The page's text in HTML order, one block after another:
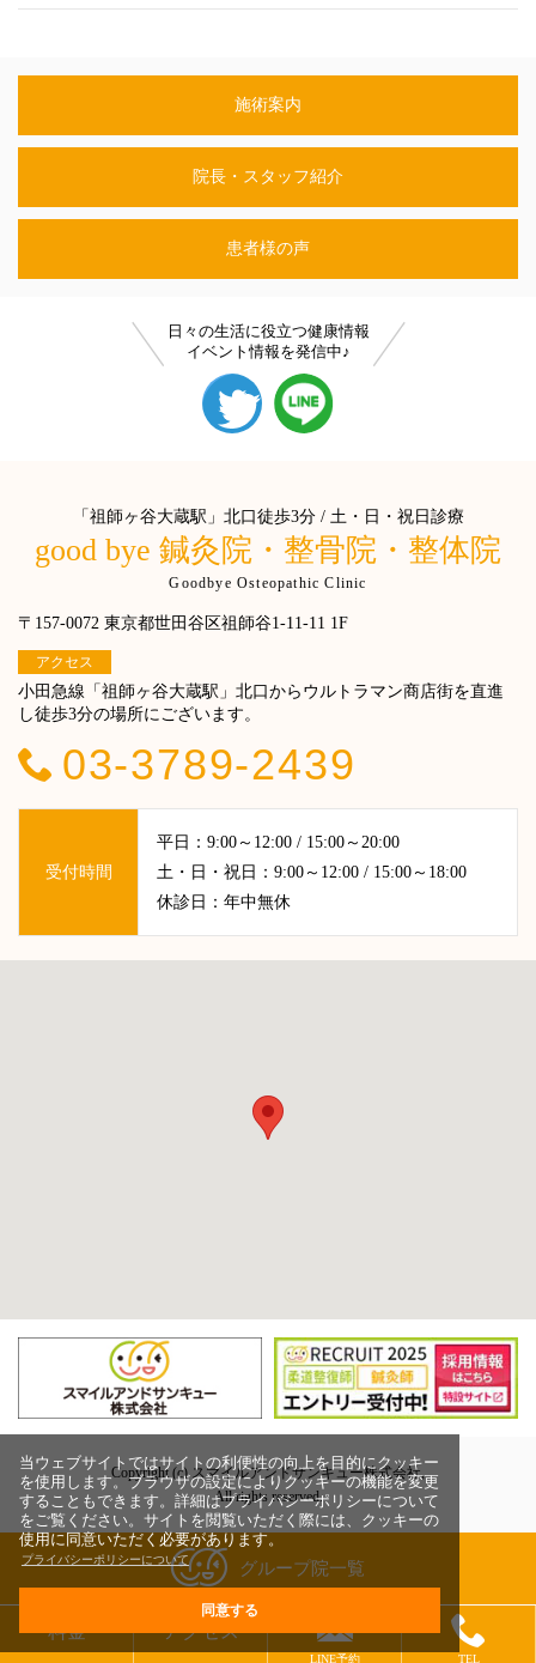
当ウェブサイトではサイトの利便性の向上を目的にクッキー
を使用します。ブラウザの設定によりクッキーの機能を変更
することもできます。詳細はプライバシーポリシーについて
をご覧ください。サイトを閲覧いただく際には、クッキーの
使用に同意いただく必要があります。
プライバシーポリシーについて
同意する
施術案内
院長・スタッフ紹介
患者様の声
日々の生活に役立つ健康情報
イベント情報を発信中♪
「祖師ヶ谷大蔵駅」北口徒歩3分 / 土・日・祝日診療
good bye 鍼灸院・整骨院・整体院
Goodbye Osteopathic Clinic
〒157-0072 東京都世田谷区祖師谷1-11-11 1F
アクセス
小田急線「祖師ヶ谷大蔵駅」北口からウルトラマン商店街を直進
し徒歩3分の場所にございます。
03-3789-2439
受付時間
平日：9:00～12:00 / 15:00～20:00
土・日・祝日：9:00～12:00 / 15:00～18:00
休診日：年中無休
Copyright (c) スマイルアンドサンキュー株式会社,
All rights reserved.
グループ院一覧
料金 アクセス
LINE予約 TEL